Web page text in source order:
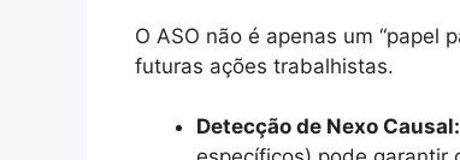
O ASO não é apenas um “papel
futuras ações trabalhistas.
Detecção de Nexo Causal: